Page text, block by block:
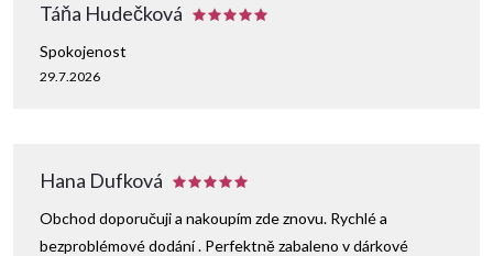
Táňa Hudečková
29.7.2026
Spokojenost
Hana Dufková
Obchod doporučuji a nakoupím zde znovu. Rychlé a
bezproblémové dodání . Perfektně zabaleno v dárkové